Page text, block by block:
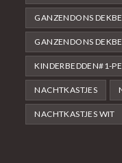
GANZENDONS
GANZENDONS
KINDERBEDDEN#1-
NACHTKASTJES
NACHTKASTJES WIT